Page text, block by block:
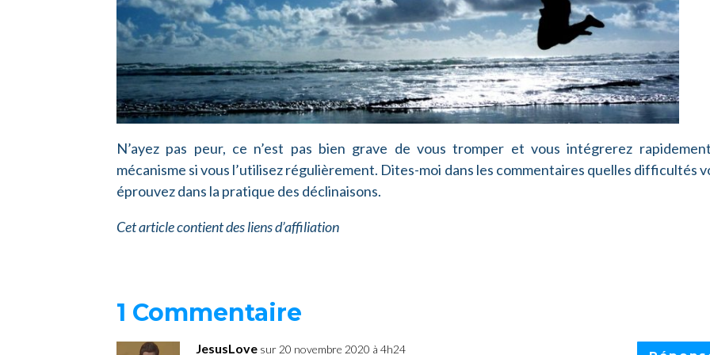
N’ayez pas peur, ce n’est pas bien grave de vous tromper et vous intégrerez
mécanisme si vous l’utilisez régulièrement. Dites-moi dans les commentaires quelles difficultés
éprouvez dans la pratique des déclinaisons.
Cet article contient des liens d’affiliation
1 Commentaire
JesusLove sur 20 novembre 2020 à 4h24